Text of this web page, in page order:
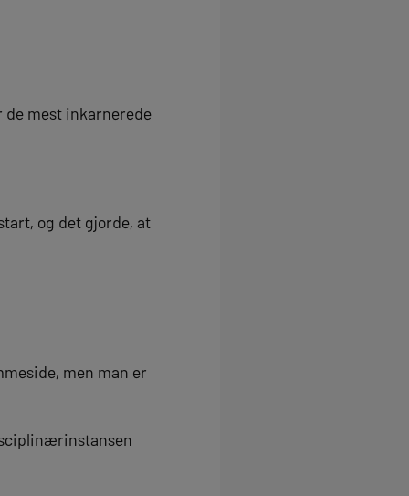
de mest inkarnerede
og det gjorde, at
men man er